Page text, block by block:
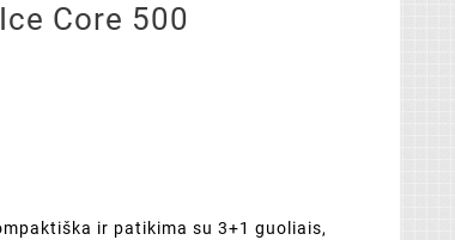
Core 500
ir patikima su 3+1 guoliais,